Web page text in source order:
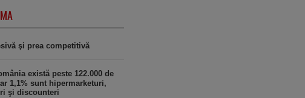
şi prea competitivă
există peste 122.000 de
1,1% sunt hipermarketuri,
şi discounteri